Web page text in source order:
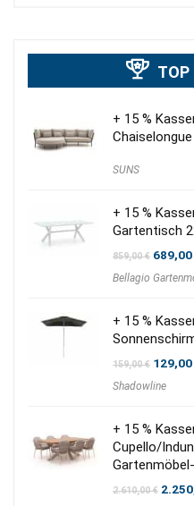
TOP
+ 15 %
SUNS
+ 15 %
Gartentisch
859,00€
war:
689,00
Bellagio
+ 15 %
159,00€
war:
129,00
Shadowline
+ 15 %
Cupello/
2.610,00€